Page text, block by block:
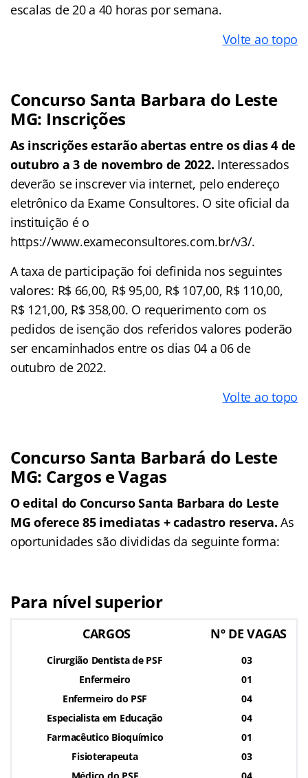
escalas de 20 a 40 horas por semana.
Volte ao topo
Concurso Santa Barbara do Leste
MG: Inscrições
As inscrições estarão abertas entre os dias 4 de
outubro a 3 de novembro de 2022. Interessados
deverão se inscrever via internet, pelo endereço
eletrônico da Exame Consultores. O site oficial da
instituição é o
https://www.exameconsultores.com.br/v3/.
A taxa de participação foi definida nos seguintes
valores: R$ 66,00, R$ 95,00, R$ 107,00, R$ 110,00,
R$ 121,00, R$ 358,00. O requerimento com os
pedidos de isenção dos referidos valores poderão
ser encaminhados entre os dias 04 a 06 de
outubro de 2022.
Volte ao topo
Concurso Santa Barbará do Leste
MG: Cargos e Vagas
O edital do Concurso Santa Barbara do Leste
MG oferece 85 imediatas + cadastro reserva.As
oportunidades são divididas da seguinte forma:
Para nível superior
CARGOS Nº DE VAGAS
Cirurgião Dentista de PSF
Enfermeiro
Enfermeiro do PSF
Especialista em Educação
Farmacêutico Bioquímico
Fisioterapeuta
03
01
04
04
01
03